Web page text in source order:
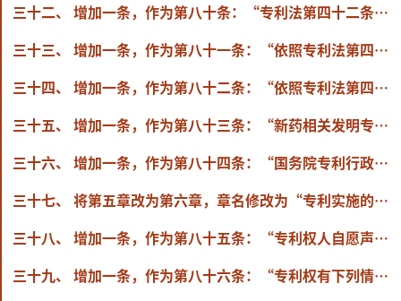
三十二、 增加一条，作为第八十条：“专利法第四十二条第三款所称新药相关发明专利是指符合规定的新药产品专利、制备方法专利、医药用途专利。”
三十三、 增加一条，作为第八十一条：“依照专利法第四十二条第三款的规定请求给予新药相关发明专利权期限补偿的，应当符合下列要求，自该新药在中国获得上市许可之日起3个月内向国务院专利行政部门提出：
三十四、 增加一条，作为第八十二条：“依照专利法第四十二条第三款的规定给予专利权期限补偿的，补偿期限按照该专利申请日至该新药在中国获得上市许可之日的间隔天数减去5年，在符合专利法第四十二条第三款规定的基础上确定。”
三十五、 增加一条，作为第八十三条：“新药相关发明专利在专利权期限补偿期间，该专利的保护范围限于该新药及其经批准的适应症相关技术方案；在保护范围内，专利权人享有的权利和承担的义务与专利权期限补偿前相同。”
三十六、 增加一条，作为第八十四条：“国务院专利行政部门对依照专利法第四十二条第二款、第三款的规定提出的专利权期限补偿请求进行审查后，认为符合补偿条件的，作出给予期限补偿的决定，并予以登记和公告；不符合补偿条件的，作出不予期限补偿的决定，并通知提出请求的专利权人。”
三十七、 将第五章改为第六章，章名修改为“专利实施的特别许可”。
三十八、 增加一条，作为第八十五条：“专利权人自愿声明对其专利实行开放许可的，应当在公告授予专利权后提出。
三十九、 增加一条，作为第八十六条：“专利权有下列情形之一的，专利权人不得对其实行开放许可：